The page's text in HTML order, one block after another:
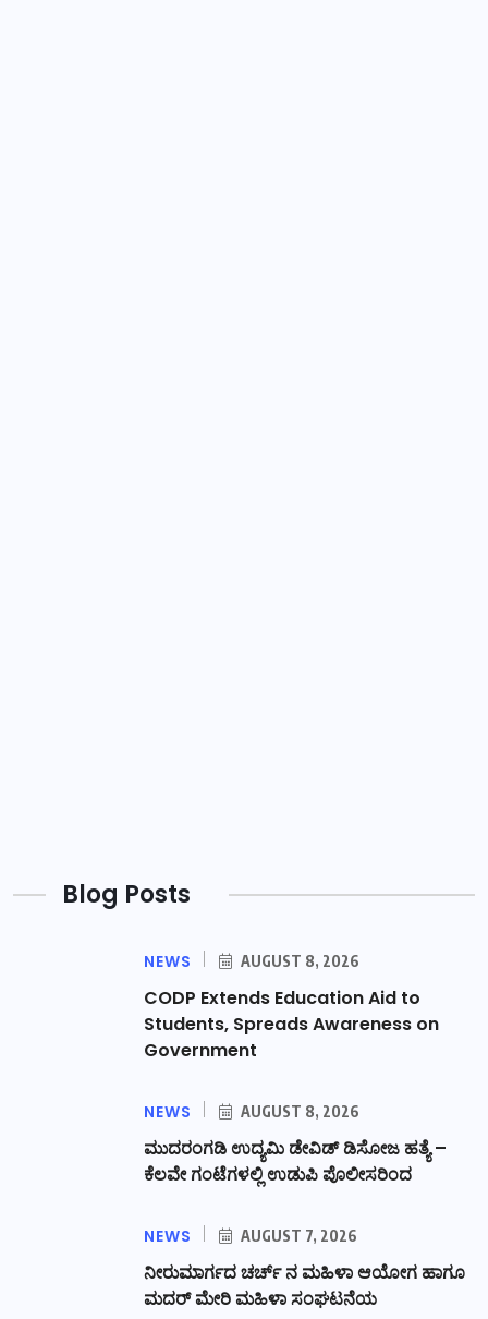
Blog Posts
NEWS AUGUST 8, 2026
CODP Extends Education Aid to
Students, Spreads Awareness on
Government
NEWS AUGUST 8, 2026
ಮುದರಂಗಡಿ ಉದ್ಯಮಿ ಡೇವಿಡ್ ಡಿಸೋಜ ಹತ್ಯೆ –
ಕೆಲವೇ ಗಂಟೆಗಳಲ್ಲಿ ಉಡುಪಿ ಪೊಲೀಸರಿಂದ
NEWS AUGUST 7, 2026
ನೀರುಮಾರ್ಗದ ಚರ್ಚ್ ನ ಮಹಿಳಾ ಆಯೋಗ ಹಾಗೂ
ಮದರ್ ಮೇರಿ ಮಹಿಳಾ ಸಂಘಟನೆಯ